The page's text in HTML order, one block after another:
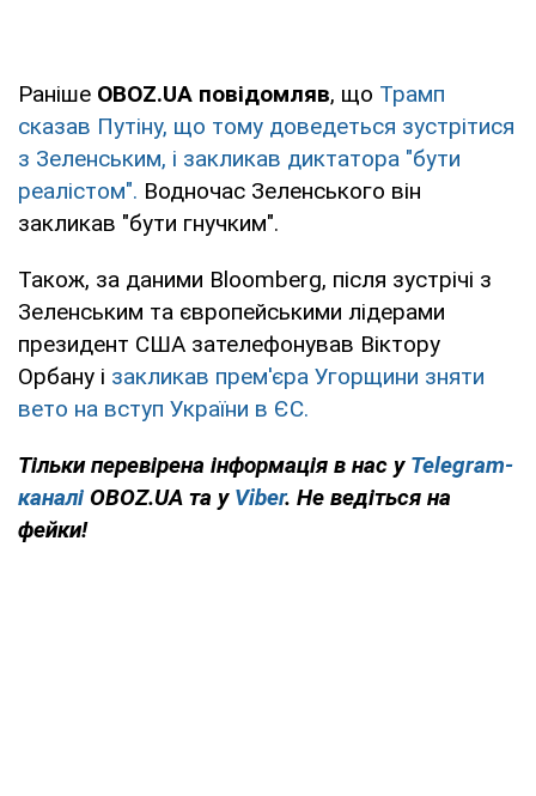
Раніше OBOZ.UA повідомляв, що Трамп
сказав Путіну, що тому доведеться зустрітися
з Зеленським, і закликав диктатора "бути
реалістом". Водночас Зеленського він
закликав "бути гнучким".
Також, за даними Bloomberg, після зустрічі з
Зеленським та європейськими лідерами
президент США зателефонував Віктору
Орбану і закликав прем'єра Угорщини зняти
вето на вступ України в ЄС.
Тільки перевірена інформація в нас у Telegram-
каналі OBOZ.UA та у Viber. Не ведіться на
фейки!